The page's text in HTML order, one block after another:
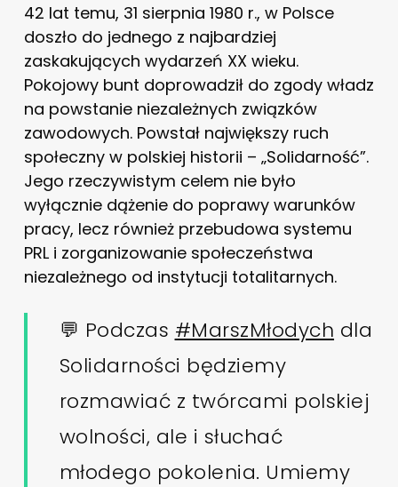
42 lat temu, 31 sierpnia 1980 r., w Polsce
doszło do jednego z najbardziej
zaskakujących wydarzeń XX wieku.
Pokojowy bunt doprowadził do zgody władz
na powstanie niezależnych związków
zawodowych. Powstał największy ruch
społeczny w polskiej historii – „Solidarność”.
Jego rzeczywistym celem nie było
wyłącznie dążenie do poprawy warunków
pracy, lecz również przebudowa systemu
PRL i zorganizowanie społeczeństwa
niezależnego od instytucji totalitarnych.
💬 Podczas #MarszMłodych dla
Solidarności będziemy
rozmawiać z twórcami polskiej
wolności, ale i słuchać
młodego pokolenia. Umiemy